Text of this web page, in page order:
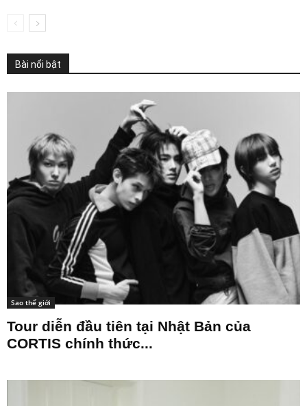
Bài nổi bật
Sao thế giới
Tour diễn đầu tiên tại Nhật Bản của
CORTIS chính thức...